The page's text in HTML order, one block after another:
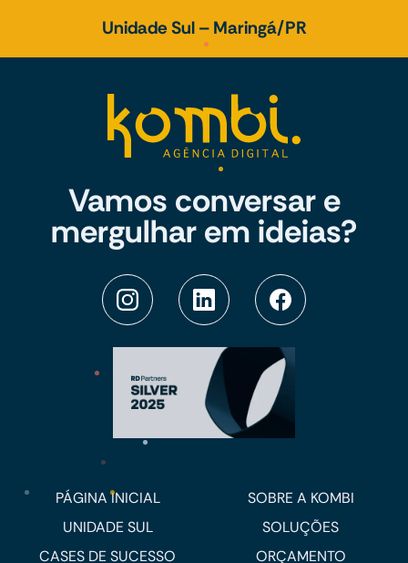
Unidade Sul – Maringá/PR
Vamos conversar e
mergulhar em ideias?
PÁGINA INICIAL
SOBRE A KOMBI
UNIDADE SUL
SOLUÇÕES
CASES DE SUCESSO
ORÇAMENTO